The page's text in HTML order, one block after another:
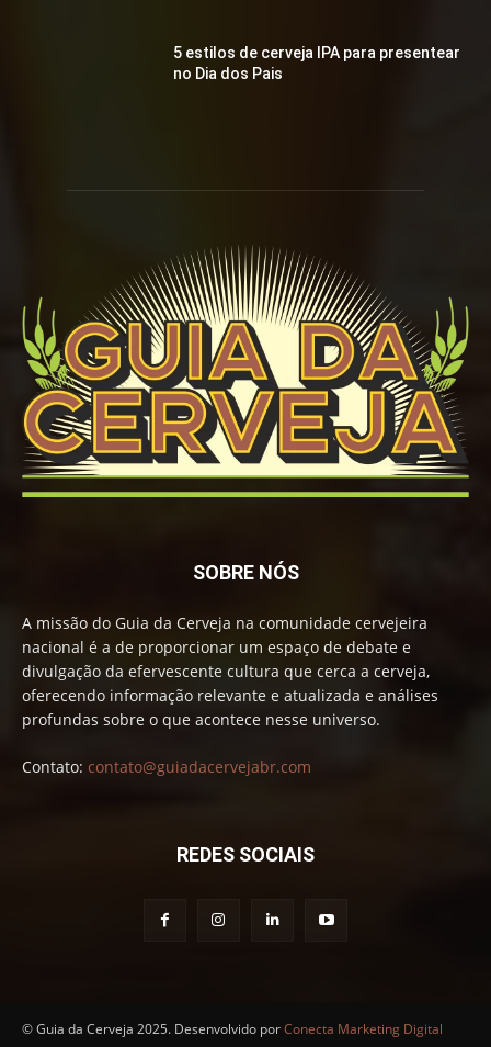
5 estilos de cerveja IPA para presentear
no Dia dos Pais
SOBRE NÓS
A missão do Guia da Cerveja na comunidade cervejeira
nacional é a de proporcionar um espaço de debate e
divulgação da efervescente cultura que cerca a cerveja,
oferecendo informação relevante e atualizada e análises
profundas sobre o que acontece nesse universo.
Contato: contato@guiadacervejabr.com
REDES SOCIAIS
© Guia da Cerveja 2025. Desenvolvido porConecta Marketing Digital